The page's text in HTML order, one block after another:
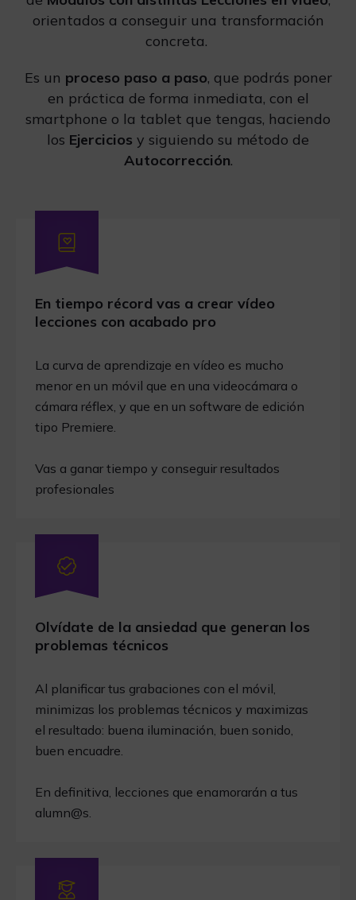
orientados a conseguir una transformación
concreta.
Es un proceso paso a paso, que podrás poner
en práctica de forma inmediata, con el
smartphone o la tablet que tengas, haciendo
los Ejercicios y siguiendo su método de
Autocorrección.
En tiempo récord vas a crear vídeo
lecciones con acabado pro
La curva de aprendizaje en vídeo es mucho
menor en un móvil que en una videocámara o
cámara réflex, y que en un software de edición
tipo Premiere.
Vas a ganar tiempo y conseguir resultados
profesionales
Olvídate de la ansiedad que generan los
problemas técnicos
Al planificar tus grabaciones con el móvil,
minimizas los problemas técnicos y maximizas
el resultado: buena iluminación, buen sonido,
buen encuadre.
En definitiva, lecciones que enamorarán a tus
alumn@s.